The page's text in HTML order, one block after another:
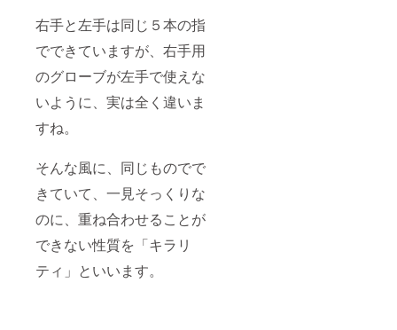
右手と左手は同じ５本の指
でできていますが、右手用
のグローブが左手で使えな
いように、実は全く違いま
すね。
そんな風に、同じものでで
きていて、一見そっくりな
のに、重ね合わせることが
できない性質を「キラリ
ティ」といいます。